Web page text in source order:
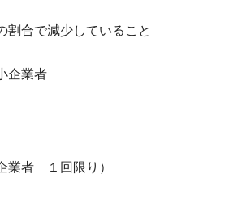
割合で減少していること
企業者
業者 １回限り）